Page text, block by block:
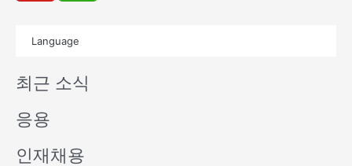
u
e
i
n
Language
최근 소식
응용
인재채용